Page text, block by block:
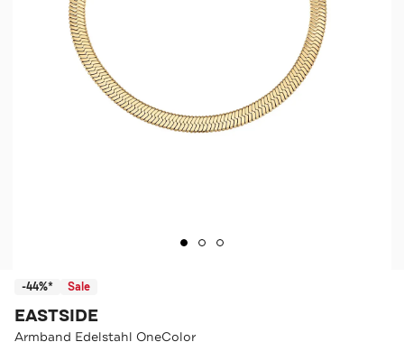
-44%* Sale
EASTSIDE
Armband Edelstahl OneColor